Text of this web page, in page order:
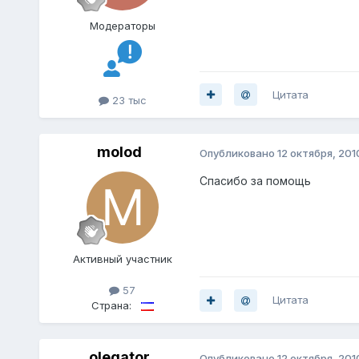
Модераторы
23 тыс Цитата
molod
Активный участник
57
Страна:
Опубликовано 12 октября,
Спасибо за помощь
Цитата